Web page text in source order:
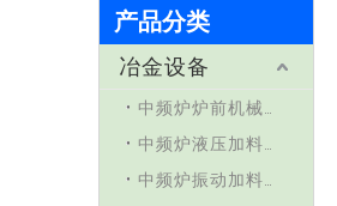
产品分类
冶金设备